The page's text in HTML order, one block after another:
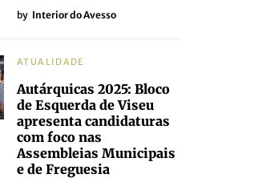
by Interior do Avesso
ATUALIDADE
Autárquicas 2025: Bloco
de Esquerda de Viseu
apresenta candidaturas
com foco nas
Assembleias Municipais
e de Freguesia